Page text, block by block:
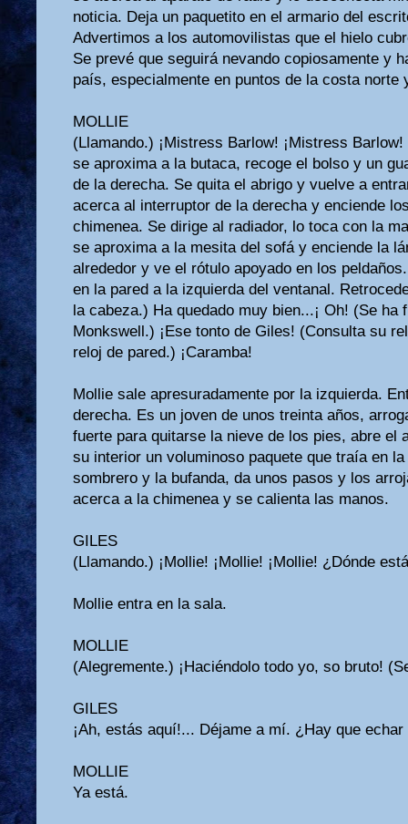
noticia. Deja un paquetito en el armario del
Advertimos a los automovilistas que el hielo
Se prevé que seguirá nevando copiosamente y
país, especialmente en puntos de la costa norte
MOLLIE
(Llamando.) ¡Mistress Barlow! ¡Mistress
se aproxima a la butaca, recoge el bolso y un
de la derecha. Se quita el abrigo y vuelve a
acerca al interruptor de la derecha y enciende
chimenea. Se dirige al radiador, lo toca con la
se aproxima a la mesita del sofá y enciende la
alrededor y ve el rótulo apoyado en los
en la pared a la izquierda del ventanal.
la cabeza.) Ha quedado muy bien...¡ Oh! (Se ha
Monkswell.) ¡Ese tonto de Giles! (Consulta su
reloj de pared.) ¡Caramba!
Mollie sale apresuradamente por la izquierda.
derecha. Es un joven de unos treinta años,
fuerte para quitarse la nieve de los pies, abre el
su interior un voluminoso paquete que traía en
sombrero y la bufanda, da unos pasos y los
acerca a la chimenea y se calienta las manos.
GILES
(Llamando.) ¡Mollie! ¡Mollie! ¡Mollie! ¿Dónde
Mollie entra en la sala.
MOLLIE
(Alegremente.) ¡Haciéndolo todo yo, so bruto!
GILES
¡Ah, estás aquí!... Déjame a mí. ¿Hay que
MOLLIE
Ya está.